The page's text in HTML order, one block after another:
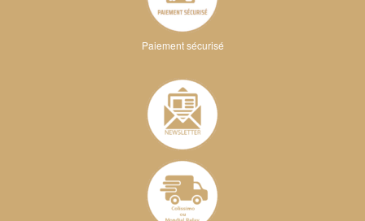
Paiement sécurisé